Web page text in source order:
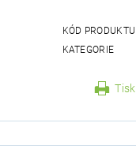
KÓD PRODUKTU
KATEGORIE
Tisk